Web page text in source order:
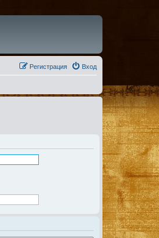
Вход
Регистрация